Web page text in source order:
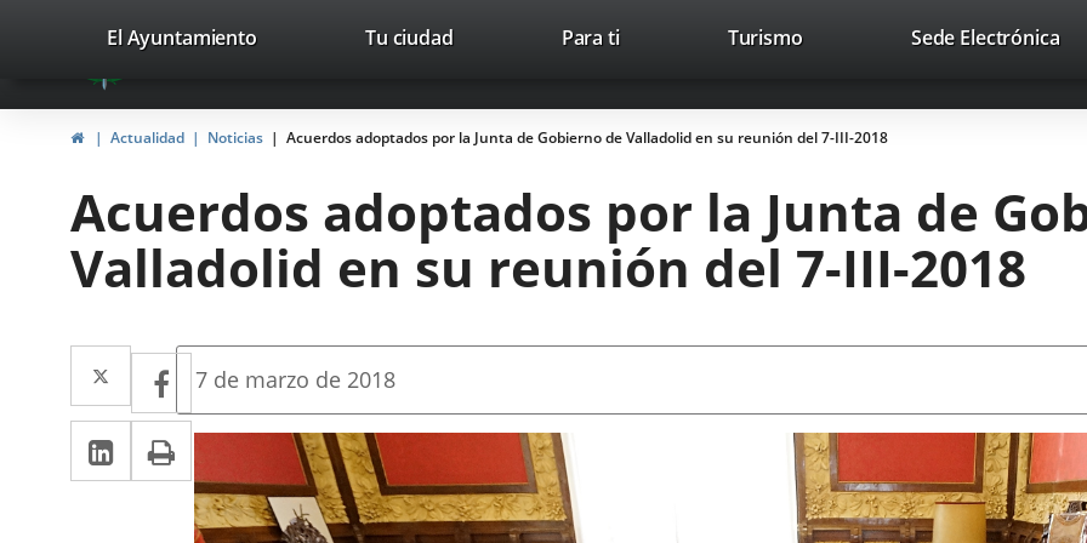
Portal
Web
del
Valladolid
avaTop Trabaja con nosotros Contacto
valladolid.es
El Ayuntamiento Tu ciudad Para ti TurismoEste
abrirá
en
ventana
nueva.
Sede Electrónica
InicioActualidad Noticias Acuerdos adoptados por la Junta de Gobierno de Valladolid en su reunión del 7-III-2018
Acuerdos adoptados por la Junta de
Valladolid en su reunión del 7-III-2018
Twitter
Enlace
a
una
aplicación
externa.
Facebook
Enlace
a
una
aplicación
LinkedIn
Enlace
a
Imprimir
Fecha
la
7 de marzo de 2018